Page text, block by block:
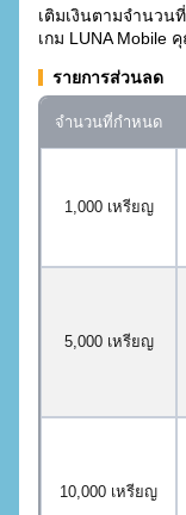
เติมเงินตามจำนวน
เกม LUNA Mobile
รายการส่วนลด
จำนวนที่กำหนด
1,000 เหรียญ
5,000 เหรียญ
10,000 เหรียญ